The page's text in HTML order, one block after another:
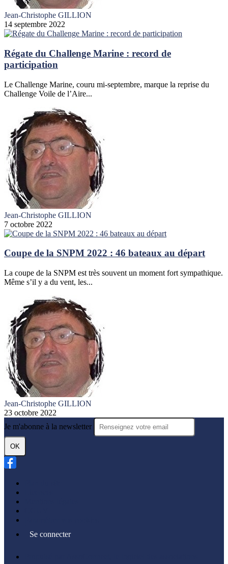
Jean-Christophe GILLION
14 septembre 2022
Régate du Challenge Marine : record de
participation
Le Challenge Marine, couru mi-septembre, marque la reprise du
Challenge Voile de l’Aire...
Jean-Christophe GILLION
7 octobre 2022
Coupe de la SNPM 2022 : 46 bateaux au départ
La coupe de la SNPM est très souvent un moment fort sympathique.
Même s’il y a du vent, les...
Jean-Christophe GILLION
23 octobre 2022
Je m'abonne à la newsletter
OK
Se connecter